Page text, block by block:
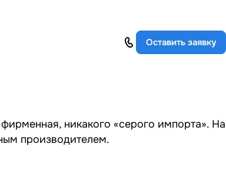
Оставить заявку
никакого «серого импорта». На
производителем.